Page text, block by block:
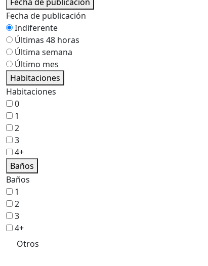
Fecha de publicación
Indiferente
Últimas 48 horas
Última semana
Último mes
Habitaciones
Habitaciones
0
1
2
3
4+
Baños
Baños
1
2
3
4+
Otros